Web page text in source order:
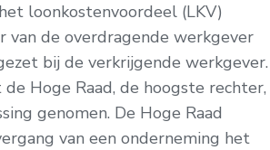
loonkostenvoordeel (LKV)
van de overdragende werkgever
bij de verkrijgende werkgever.
Hoge Raad, de hoogste rechter,
genomen. De Hoge Raad
van een onderneming het